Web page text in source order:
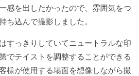
感を出したかったので、雰囲気をつ
ち込んで撮影しました。
すっきりしていてニュートラルな印
でテイストを調整することができる
様が使用する場面を想像しながら撮